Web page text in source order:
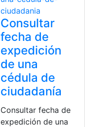
Consultar
fecha de
expedición
de una
cédula de
ciudadanía
Consultar fecha de
expedición de una